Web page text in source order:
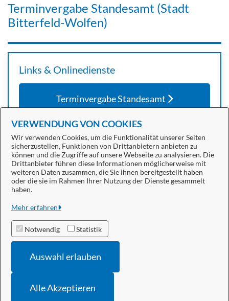
Terminvergabe Standesamt (Stadt
Bitterfeld-Wolfen)
Links & Onlinedienste
Terminvergabe Standesamt
Stadt Bitterfeld-Wolfen
Alle Rechte vorbehalten
Datenschutzerklärung
Barrierefreiheit
VERWENDUNG VON COOKIES
Wir verwenden Cookies, um die Funktionalität unserer Seiten
sicherzustellen, Funktionen von Drittanbietern anbieten zu
können und die Zugriffe auf unsere Webseite zu analysieren. Die
Drittanbieter führen diese Informationen möglicherweise mit
weiteren Daten zusammen, die Sie ihnen bereitgestellt haben
oder die sie im Rahmen Ihrer Nutzung der Dienste gesammelt
haben.
Mehr erfahren
Notwendig Statistik
Auswahl erlauben
Alle Akzeptieren